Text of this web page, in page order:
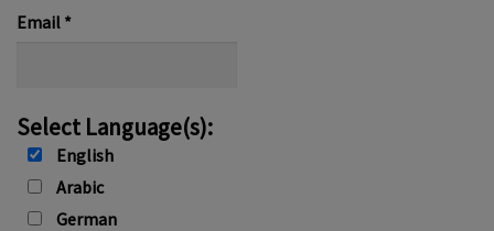
Email *
Select Language(s):
English
Arabic
German